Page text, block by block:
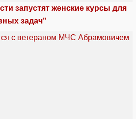
запустят женские курсы для
задач"